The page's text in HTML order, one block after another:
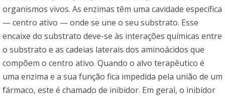
organismos vivos. As enzimas têm uma cavidade específica
— centro ativo — onde se une o seu substrato. Esse
encaixe do substrato deve-se às interações químicas entre
o substrato e as cadeias laterais dos aminoácidos que
compõem o centro ativo. Quando o alvo terapêutico é
uma enzima e a sua função fica impedida pela união de um
fármaco, este é chamado de inibidor. Em geral, o inibidor